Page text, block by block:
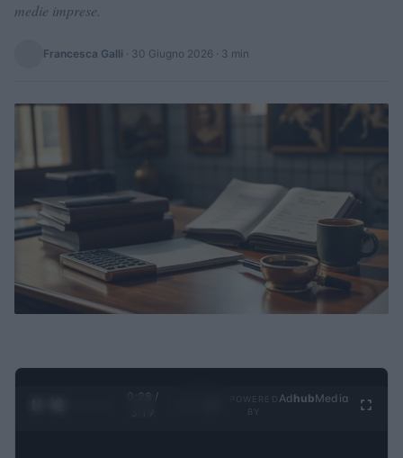
medie imprese.
Francesca Galli · 30 Giugno 2026 · 3 min
0:29 /
Ad hubMedia